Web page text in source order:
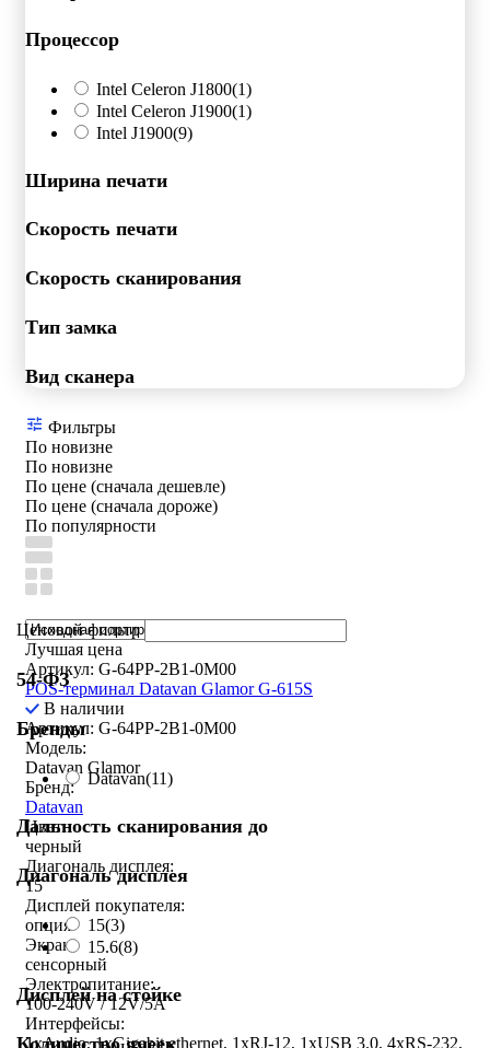
Процессор
Intel Celeron J1800(1)
Intel Celeron J1900(1)
Intel J1900(9)
Ширина печати
Скорость печати
Скорость сканирования
Тип замка
Вид сканера
Фильтры
По новизне
По новизне
По цене (сначала дешевле)
По цене (сначала дороже)
По популярности
Ценовой фильтр
54-ФЗ
Бренды
Datavan(11)
Дальность сканирования до
Диагональ дисплея
15(3)
15.6(8)
Дисплей на стойке
Количество ячеек
Лучшая цена
Артикул: G-64PP-2B1-0M00
POS-терминал Datavan Glamor G-615S
В наличии
Артикул: G-64PP-2B1-0M00
Модель:
Datavan Glamor
Бренд:
Datavan
Цвет:
черный
Диагональ дисплея:
15
Дисплей покупателя:
опция
Экран:
сенсорный
Электропитание:
100-240V / 12V/5A
Интерфейсы:
1xAudio, 1xGigabit ethernet, 1xRJ-12, 1xUSB 3.0, 4xRS-232,